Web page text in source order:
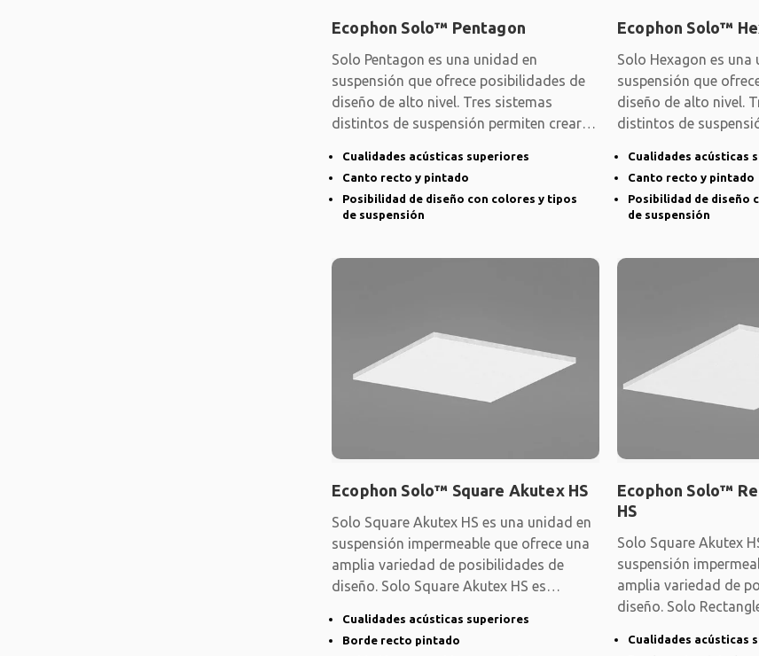
Ecophon Solo™ Pentagon
Solo Pentagon es una unidad en
suspensión que ofrece posibilidades de
diseño de alto nivel. Tres sistemas
distintos de suspensión permiten crear
Cualidades acústicas superiores
Canto recto y pintado
Posibilidad de diseño con colores y tipos
de suspensión
Ecophon Solo™
Solo Hexagon es una
suspensión que
diseño de alto nivel.
distintos de
Cualidades acústicas
Canto recto y pintado
Posibilidad de diseño
de suspensión
Ecophon Solo™ Square Akutex HS
Solo Square Akutex HS es una unidad en
suspensión impermeable que ofrece una
amplia variedad de posibilidades de
diseño. Solo Square Akutex HS es
Cualidades acústicas superiores
Borde recto pintado
Ecophon Solo™
HS
Solo Square Akutex
suspensión
amplia variedad de
diseño. Solo
Cualidades acústicas